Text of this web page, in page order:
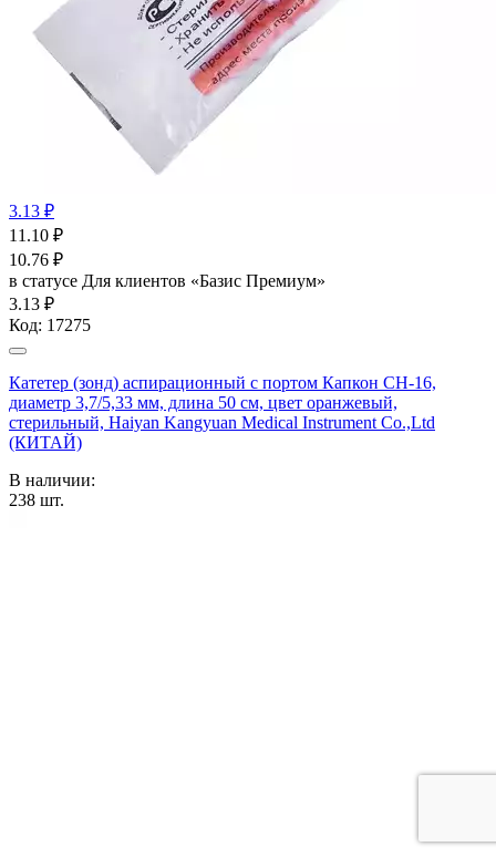
3.13 ₽
11.10 ₽
10.76 ₽
в статусе Для клиентов «Базис Премиум»
3.13 ₽
Код: 17275
Катетер (зонд) аспирационный с портом Капкон CH-16,
диаметр 3,7/5,33 мм, длина 50 см, цвет оранжевый,
стерильный, Haiyan Kangyuan Medical Instrument Co.,Ltd
(КИТАЙ)
В наличии:
238 шт.